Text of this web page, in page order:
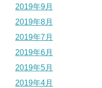
2019年9月
2019年8月
2019年7月
2019年6月
2019年5月
2019年4月